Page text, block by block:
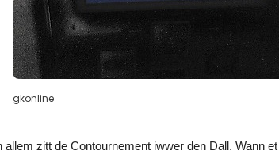
gkonline
zitt de Contournement iwwer den Dall. Wann et